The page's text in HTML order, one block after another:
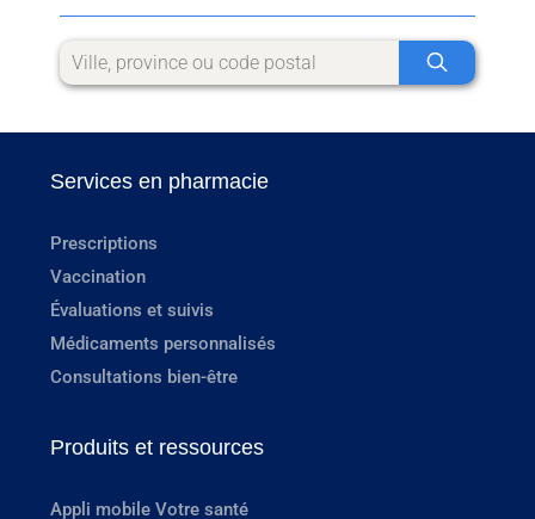
Services en pharmacie
Prescriptions
Vaccination
Évaluations et suivis
Médicaments personnalisés
Consultations bien-être
Produits et ressources
Appli mobile Votre santé